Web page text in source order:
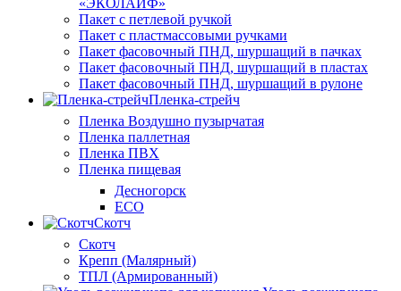
«ЭКОЛАЙФ»
Пакет с петлевой ручкой
Пакет с пластмассовыми ручками
Пакет фасовочный ПНД, шуршащий в пачках
Пакет фасовочный ПНД, шуршащий в пластах
Пакет фасовочный ПНД, шуршащий в рулоне
Пленка-стрейч
Пленка Воздушно пузырчатая
Пленка паллетная
Пленка ПВХ
Пленка пищевая
Десногорск
ECO
Скотч
Скотч
Крепп (Малярный)
ТПЛ (Армированный)